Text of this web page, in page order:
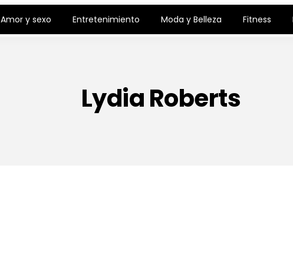
Amor y sexo Entretenimiento Moda y Belleza Fitness
Lydia Roberts